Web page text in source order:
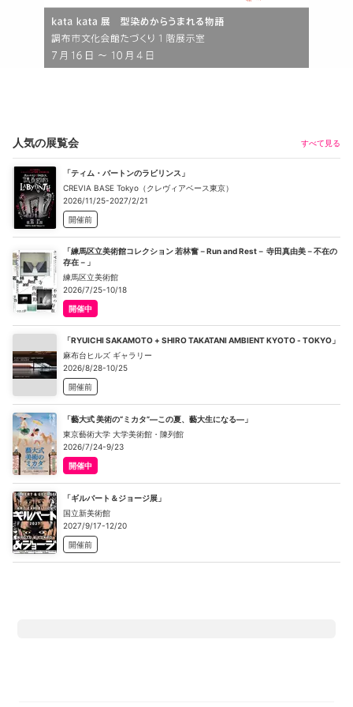
人気の展覧会 すべて見る
「ティム・バートンのラビリンス」
CREVIA BASE Tokyo（クレヴィアベース東京）
2026/11/25-2027/2/21
開催前
「練馬区立美術館コレクション 若林奮－Run and Rest－ 寺田真由美－不在の
存在－」
練馬区立美術館
2026/7/25-10/18
開催中
「RYUICHI SAKAMOTO + SHIRO TAKATANI AMBIENT KYOTO - TOKYO」
麻布台ヒルズ ギャラリー
2026/8/28-10/25
開催前
「藝大式 美術の“ミカタ”―この夏、藝大生になる―」
東京藝術大学 大学美術館・陳列館
2026/7/24-9/23
開催中
「ギルバート＆ジョージ展」
国立新美術館
2027/9/17-12/20
開催前